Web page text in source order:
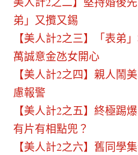
弟」又攬又錫
【美人計2之三】「表弟
萬誠意金氹女開心
【美人計2之四】親人鬧
慮報警
【美人計2之五】終極踢
有片有相點兜？
【美人計2之六】舊同學